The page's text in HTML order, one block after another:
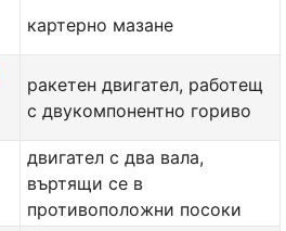
картерно мазане
ракетен двигател, работещ
с двукомпонентно гориво
двигател с два вала,
въртящи се в
противоположни посоки